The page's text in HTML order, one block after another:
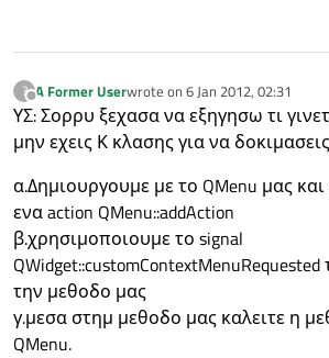
?
Offline
A Former Userwrote on 6 Jan 2012, 02:31
last edited by
ΥΣ: Σορρυ ξεχασα να εξηγησω τι
μην εχεις Κ κλασης για να
α.Δημιουργουμε με το QMenu μας
ενα action QMenu::addAction
β.χρησιμοποιουμε το signal
την μεθοδο μας
γ.μεσα στημ μεθοδο μας καλειτε η
QMenu.